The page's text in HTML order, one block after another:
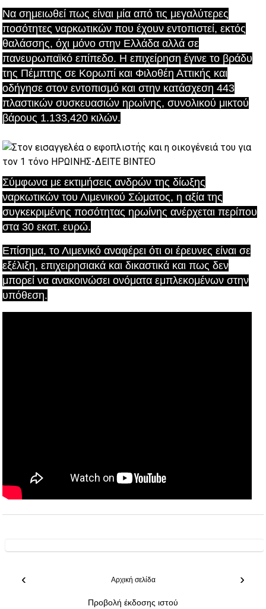
Να σημειωθείπως είναι μία από τις μεγαλύτερες
ποσότητες ναρκωτικών που έχουν εντοπιστεί, εκτός
θαλάσσης, όχι μόνο στην Ελλάδα αλλά σε
πανευρωπαϊκό επίπεδο. Η επιχείρησηέγινε το βράδυ
της Πέμπτης σε Κορωπί και Φιλοθέη Αττικής και
οδήγησε στον εντοπισμό και στην κατάσχεση 443
πλαστικών συσκευασιών ηρωίνης,συνολικού μικτού
βάρους 1.133,420 κιλών.
Σύμφωνα με εκτιμήσεις ανδρών της δίωξης
ναρκωτικών του Λιμενικού Σώματος, η αξία της
συγκεκριμένης ποσότητας ηρωίνης ανέρχεται περίπου
στα 30 εκατ. ευρώ.
Επίσημα, το Λιμενικό αναφέρει ότι οι έρευνες είναι σε
εξέλιξη, επιχειρησιακά και δικαστικά και πως δεν
μπορεί να ανακοινώσει ονόματα εμπλεκομένων στην
υπόθεση.
‹ ›
Αρχική σελίδα
Προβολή έκδοσης ιστού